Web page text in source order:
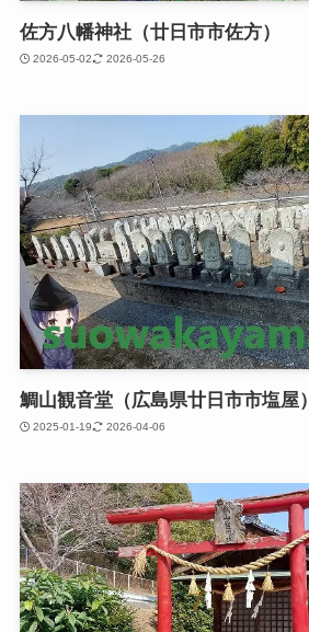
佐方八幡神社（廿日市市佐方）
2026-05-02 2026-05-26
鯛山観音堂（広島県廿日市市塩屋）
2025-01-19 2026-04-06